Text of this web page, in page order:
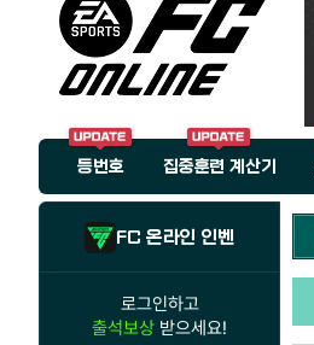
등번호 집중훈련 계산기
FC 온라인 인벤
로그인하고
출석보상 받으세요!